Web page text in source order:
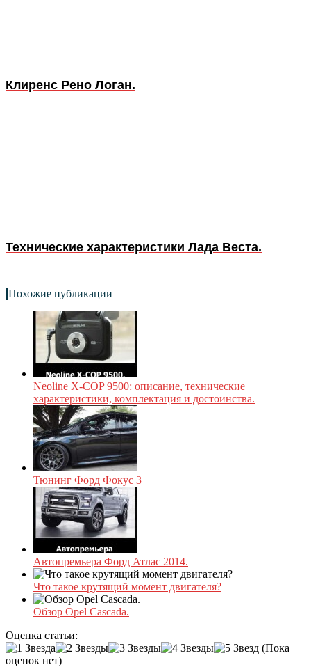
Клиренс Рено Логан.
Технические характеристики Лада Веста.
Похожие публикации
Neoline X-COP 9500: описание, технические
характеристики, комплектация и достоинства.
Тюнинг Форд Фокус 3
Автопремьера Форд Атлас 2014.
Что такое крутящий момент двигателя?
Обзор Opel Cascada.
Оценка статьи:
(Пока
оценок нет)